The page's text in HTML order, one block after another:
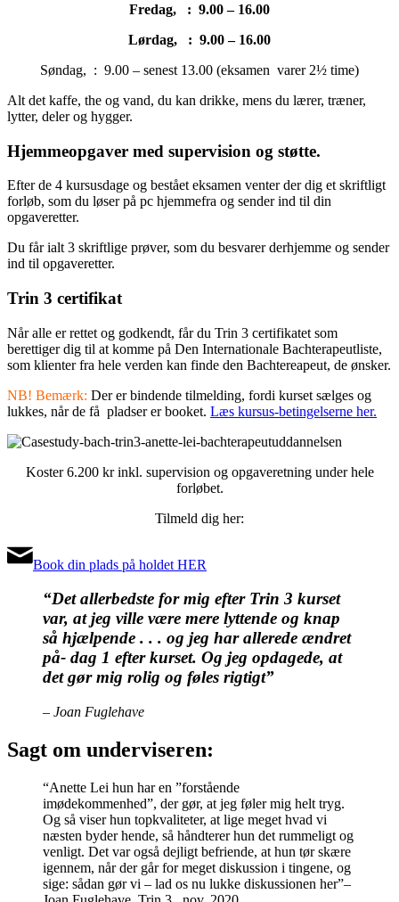
Fredag, : 9.00 – 16.00
Lørdag, : 9.00 – 16.00
Søndag, : 9.00 – senest 13.00 (eksamen varer 2½ time)
Alt det kaffe, the og vand, du kan drikke, mens du lærer, træner,
lytter, deler og hygger.
Hjemmeopgaver med supervision og støtte.
Efter de 4 kursusdage og bestået eksamen venter der dig et skriftligt
forløb, som du løser på pc hjemmefra og sender ind til din
opgaveretter.
Du får ialt 3 skriftlige prøver, som du besvarer derhjemme og sender
ind til opgaveretter.
Trin 3 certifikat
Når alle er rettet og godkendt, får du Trin 3 certifikatet som
berettiger dig til at komme på Den Internationale Bachterapeutliste,
som klienter fra hele verden kan finde den Bachtereapeut, de ønsker.
NB! Bemærk: Der er bindende tilmelding, fordi kurset sælges og
lukkes, når de få pladser er booket. Læs kursus-betingelserne her.
Koster 6.200 kr inkl. supervision og opgaveretning under hele
forløbet.
Tilmeld dig her:
Book din plads på holdet HER
“Det allerbedste for mig efter Trin 3 kurset
var, at jeg ville være mere lyttende og knap
så hjælpende . . . og jeg har allerede ændret
på- dag 1 efter kurset. Og jeg opdagede, at
det gør mig rolig og føles rigtigt”
– Joan Fuglehave
Sagt om underviseren:
“Anette Lei hun har en ”forstående
imødekommenhed”, der gør, at jeg føler mig helt tryg.
Og så viser hun topkvaliteter, at lige meget hvad vi
næsten byder hende, så håndterer hun det rummeligt og
venligt. Det var også dejligt befriende, at hun tør skære
igennem, når der går for meget diskussion i tingene, og
sige: sådan gør vi – lad os nu lukke diskussionen her”–